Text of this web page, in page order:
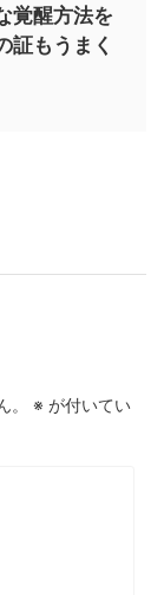
覚醒方法を
証もうまく
※ が付いてい